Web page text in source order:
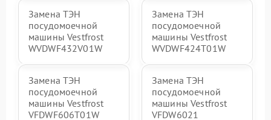
Замена ТЭН
посудомоечной
машины Vestfrost
WVDWF432V01W
Замена ТЭН
посудомоечной
машины Vestfrost
WVDWF424T01W
Замена ТЭН
посудомоечной
машины Vestfrost
VFDWF606T01W
Замена ТЭН
посудомоечной
машины Vestfrost
VFDW6021